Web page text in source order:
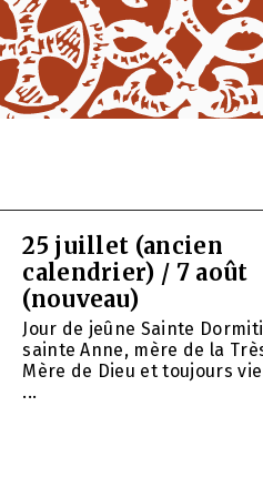
25 juillet (ancien
calendrier) / 7 août
(nouveau)
Jour de jeûne Sainte
sainte Anne, mère de la
Mère de Dieu et toujours
...